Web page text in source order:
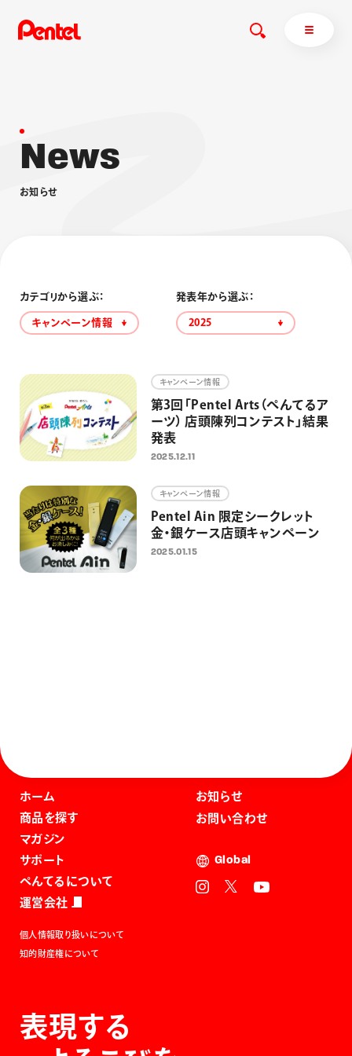
商品を探す
ブラッシュ（筆）
その他
採用情報
運営会社
News
お知 らせ
カテゴリから選ぶ：
キャンペーン情報
発表年から選ぶ：
2025
キャンペーン情報
第3回「Pentel Arts（ぺんてるア
ーツ） 店頭陳列コンテスト」結果
発表
2025.12.11
キャンペーン情報
Pentel Ain 限定シークレット
金・銀ケース店頭キャンペーン
2025.01.15
ホーム
商品を探す
マガジン
サポート
ぺんてるについて
運営会社
お知らせ
お問い合わせ
Global
個人情報取り扱いについて
知的財産権について
表現する